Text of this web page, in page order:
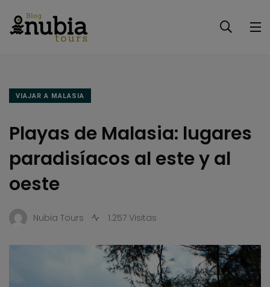
VIAJAR A MALASIA
Playas de Malasia: lugares
paradisíacos al este y al
oeste
Nubia Tours 1.257 Visitas